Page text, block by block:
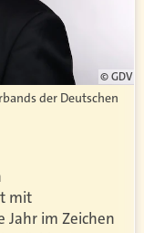
© GDV
der Deutschen
mit
Jahr im Zeichen